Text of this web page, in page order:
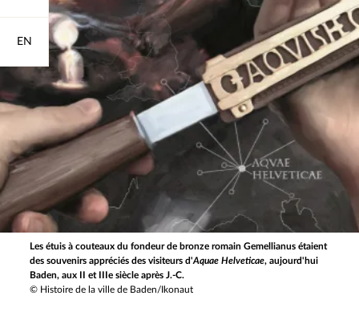
EN
Les étuis à couteaux du fondeur de bronze romain Gemellianus étaient
des souvenirs appréciés des visiteurs d'Aquae Helveticae, aujourd'hui
Baden, aux II et IIIe siècle après J.-C.
© Histoire de la ville de Baden/Ikonaut